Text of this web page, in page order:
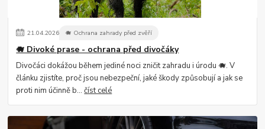
21.04.2026 🐗 Ochrana zahrady před zvěří
🐗 Divoké prase - ochrana před divočáky
Divočáci dokážou během jediné noci zničit zahradu i úrodu 🐗. V
článku zjistíte, proč jsou nebezpeční, jaké škody způsobují a jak se
proti nim účinně b...číst celé